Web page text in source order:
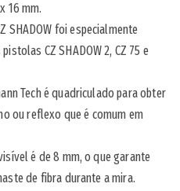
16 mm.
SHADOW foi especialmente
CZ SHADOW 2, CZ 75 e
Tech é quadriculado para obter
ou reflexo que é comum em
é de 8 mm, o que garante
de fibra durante a mira.